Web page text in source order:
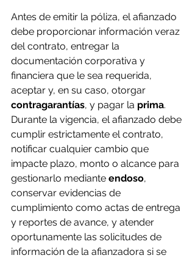
Antes de emitir la póliza, el afianzado
debe proporcionar información veraz
del contrato, entregar la
documentación corporativa y
financiera que le sea requerida,
aceptar y, en su caso, otorgar
contragarantías, y pagar la prima.
Durante la vigencia, el afianzado debe
cumplir estrictamente el contrato,
notificar cualquier cambio que
impacte plazo, monto o alcance para
gestionarlo mediante endoso,
conservar evidencias de
cumplimiento como actas de entrega
y reportes de avance, y atender
oportunamente las solicitudes de
información de la afianzadora si se